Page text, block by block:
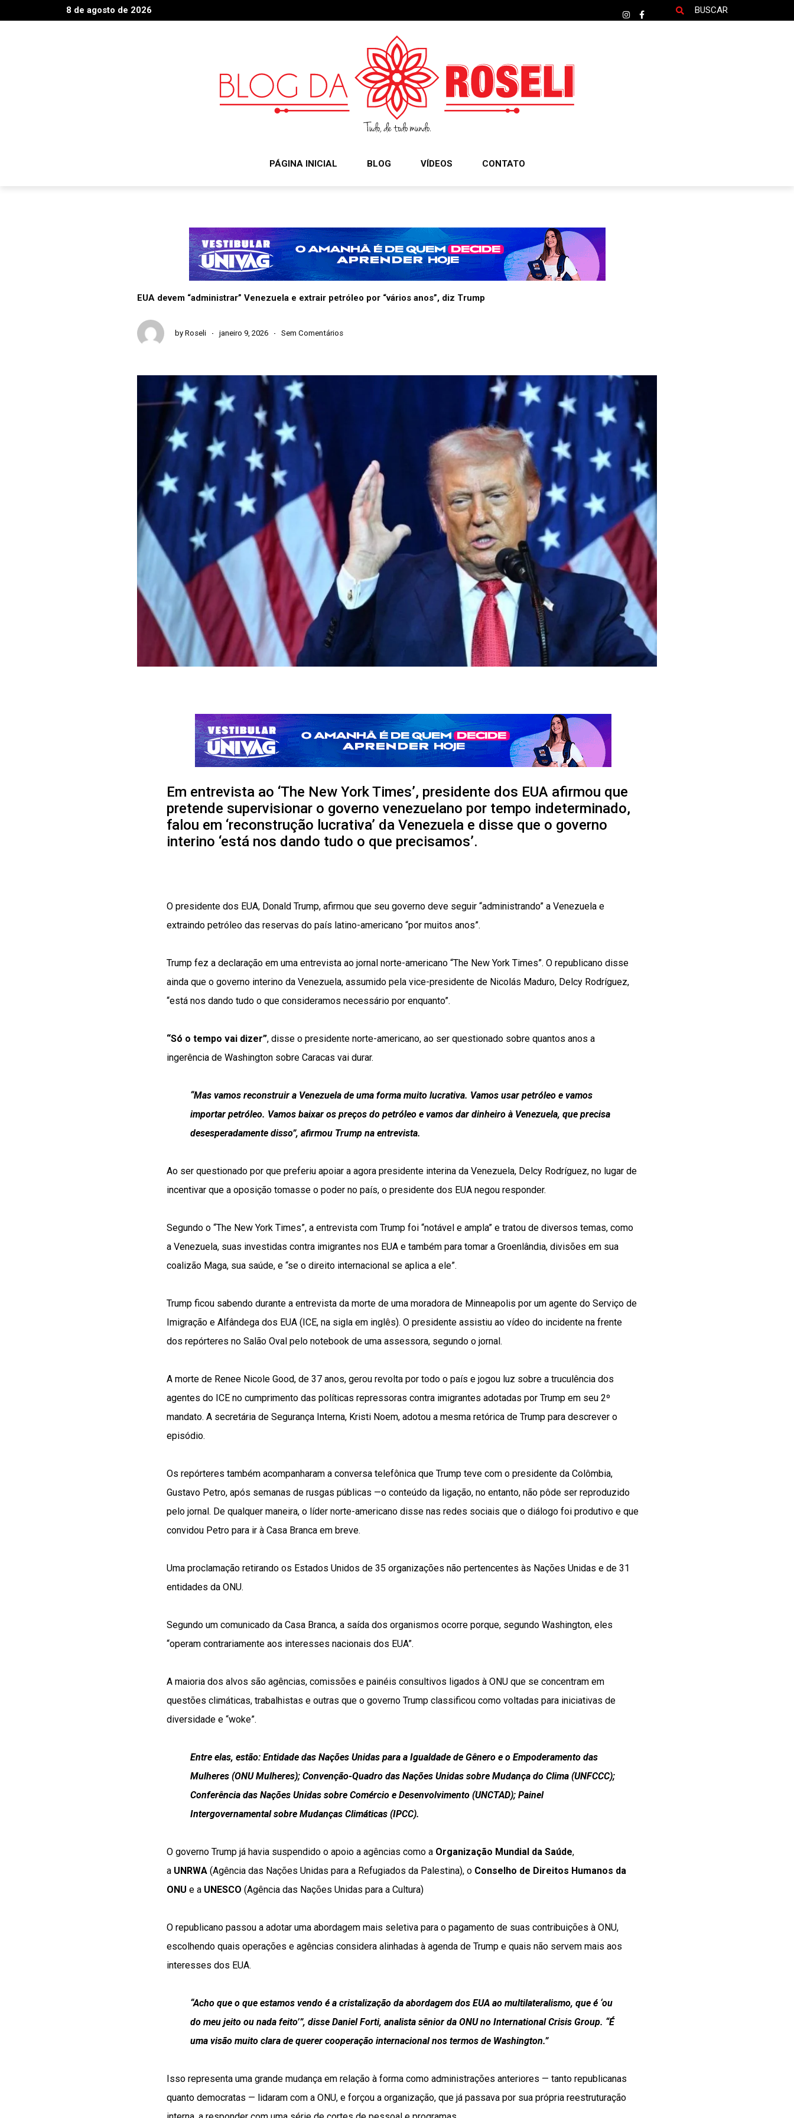
8 de agosto de 2026 BUSCAR
PÁGINA INICIAL BLOG VÍDEOS CONTATO
EUA devem “administrar” Venezuela e extrair petróleo por “vários anos”, diz Trump
by Roseli janeiro 9, 2026 Sem Comentários
Em entrevista ao ‘The New York Times’, presidente dos EUA afirmou que
pretende supervisionar o governo venezuelano por tempo indeterminado,
falou em ‘reconstrução lucrativa’ da Venezuela e disse que o governo
interino ‘está nos dando tudo o que precisamos’.
O presidente dos EUA, Donald Trump, afirmou que seu governo deve seguir “administrando” a Venezuela e
extraindo petróleo das reservas do país latino-americano “por muitos anos”.
Trump fez a declaração em uma entrevista ao jornal norte-americano “The New York Times”. O republicano disse
ainda que o governo interino da Venezuela, assumido pela vice-presidente de Nicolás Maduro, Delcy Rodríguez,
“está nos dando tudo o que consideramos necessário por enquanto”.
“Só o tempo vai dizer”, disse o presidente norte-americano, ao ser questionado sobre quantos anos a
ingerência de Washington sobre Caracas vai durar.
“Mas vamos reconstruir a Venezuela de uma forma muito lucrativa. Vamos usar petróleo e vamos
importar petróleo. Vamos baixar os preços do petróleo e vamos dar dinheiro à Venezuela, que precisa
desesperadamente disso”, afirmou Trump na entrevista.
Ao ser questionado por que preferiu apoiar a agora presidente interina da Venezuela, Delcy Rodríguez, no lugar de
incentivar que a oposição tomasse o poder no país, o presidente dos EUA negou responder.
Segundo o “The New York Times”, a entrevista com Trump foi “notável e ampla” e tratou de diversos temas, como
a Venezuela, suas investidas contra imigrantes nos EUA e também para tomar a Groenlândia, divisões em sua
coalizão Maga, sua saúde, e “se o direito internacional se aplica a ele”.
Trump ficou sabendo durante a entrevista da morte de uma moradora de Minneapolis por um agente do Serviço de
Imigração e Alfândega dos EUA (ICE, na sigla em inglês). O presidente assistiu ao vídeo do incidente na frente
dos repórteres no Salão Oval pelo notebook de uma assessora, segundo o jornal.
A morte de Renee Nicole Good, de 37 anos, gerou revolta por todo o país e jogou luz sobre a truculência dos
agentes do ICE no cumprimento das políticas repressoras contra imigrantes adotadas por Trump em seu 2º
mandato. A secretária de Segurança Interna, Kristi Noem, adotou a mesma retórica de Trump para descrever o
episódio.
Os repórteres também acompanharam a conversa telefônica que Trump teve com o presidente da Colômbia,
Gustavo Petro, após semanas de rusgas públicas —o conteúdo da ligação, no entanto, não pôde ser reproduzido
pelo jornal. De qualquer maneira, o líder norte-americano disse nas redes sociais que o diálogo foi produtivo e que
convidou Petro para ir à Casa Branca em breve.
Uma proclamação retirando os Estados Unidos de 35 organizações não pertencentes às Nações Unidas e de 31
entidades da ONU.
Segundo um comunicado da Casa Branca, a saída dos organismos ocorre porque, segundo Washington, eles
“operam contrariamente aos interesses nacionais dos EUA”.
A maioria dos alvos são agências, comissões e painéis consultivos ligados à ONU que se concentram em
questões climáticas, trabalhistas e outras que o governo Trump classificou como voltadas para iniciativas de
diversidade e “woke”.
Entre elas, estão: Entidade das Nações Unidas para a Igualdade de Gênero e o Empoderamento das
Mulheres (ONU Mulheres); Convenção-Quadro das Nações Unidas sobre Mudança do Clima (UNFCCC);
Conferência das Nações Unidas sobre Comércio e Desenvolvimento (UNCTAD); Painel
Intergovernamental sobre Mudanças Climáticas (IPCC).
O governo Trump já havia suspendido o apoio a agências como a Organização Mundial da Saúde,
a UNRWA (Agência das Nações Unidas para a Refugiados da Palestina), o Conselho de Direitos Humanos da
ONU e a UNESCO (Agência das Nações Unidas para a Cultura)
O republicano passou a adotar uma abordagem mais seletiva para o pagamento de suas contribuições à ONU,
escolhendo quais operações e agências considera alinhadas à agenda de Trump e quais não servem mais aos
interesses dos EUA.
“Acho que o que estamos vendo é a cristalização da abordagem dos EUA ao multilateralismo, que é ‘ou
do meu jeito ou nada feito’”, disse Daniel Forti, analista sênior da ONU no International Crisis Group. “É
uma visão muito clara de querer cooperação internacional nos termos de Washington.”
Isso representa uma grande mudança em relação à forma como administrações anteriores — tanto republicanas
quanto democratas — lidaram com a ONU, e forçou a organização, que já passava por sua própria reestruturação